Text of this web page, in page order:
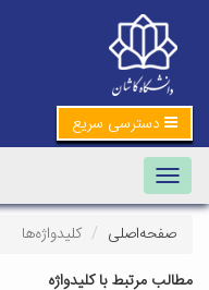
دسترسی سریع
Toggle navigation
صفحه‌اصلی
کلیدواژه‌ها
مطالب مرتبط با کلیدواژه